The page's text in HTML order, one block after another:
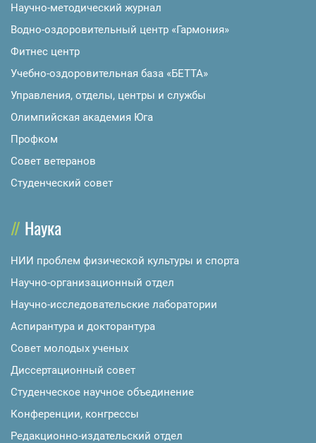
Научно-методический журнал
Водно-оздоровительный центр «Гармония»
Фитнес центр
Учебно-оздоровительная база «БЕТТА»
Управления, отделы, центры и службы
Олимпийская академия Юга
Профком
Совет ветеранов
Студенческий совет
Наука
НИИ проблем физической культуры и спорта
Научно-организационный отдел
Научно-исследовательские лаборатории
Аспирантура и докторантура
Совет молодых ученых
Диссертационный совет
Студенческое научное объединение
Конференции, конгрессы
Редакционно-издательский отдел